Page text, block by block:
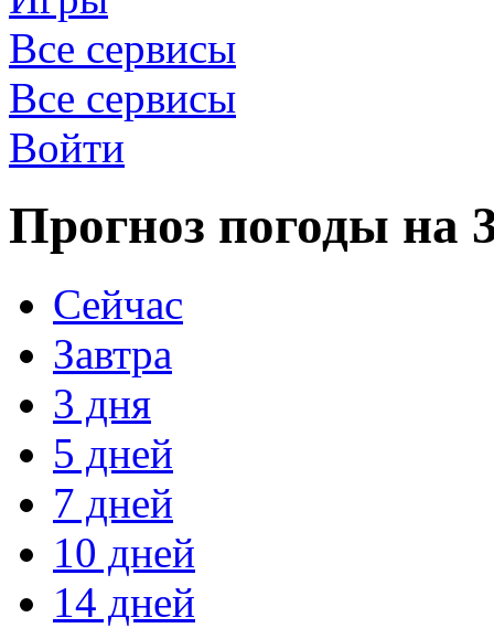
Все сервисы
Все сервисы
Войти
Прогноз погоды на
Сейчас
Завтра
3 дня
5 дней
7 дней
10 дней
14 дней